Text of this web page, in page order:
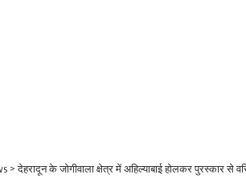
>देहरादून के जोगीवाला क्षेत्र में अहिल्याबाई होलकर पुरस्कार से वरिष्ट